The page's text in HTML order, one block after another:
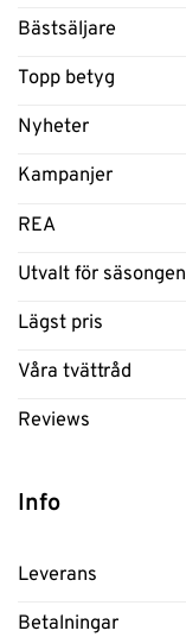
Bästsäljare
Topp betyg
Nyheter
Kampanjer
REA
Utvalt för säsongen
Lägst pris
Våra tvättråd
Reviews
Info
Leverans
Betalningar